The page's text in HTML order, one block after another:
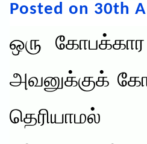
Posted on 30th
ஒரு
அவனுக்குக்
தெரியாமல்